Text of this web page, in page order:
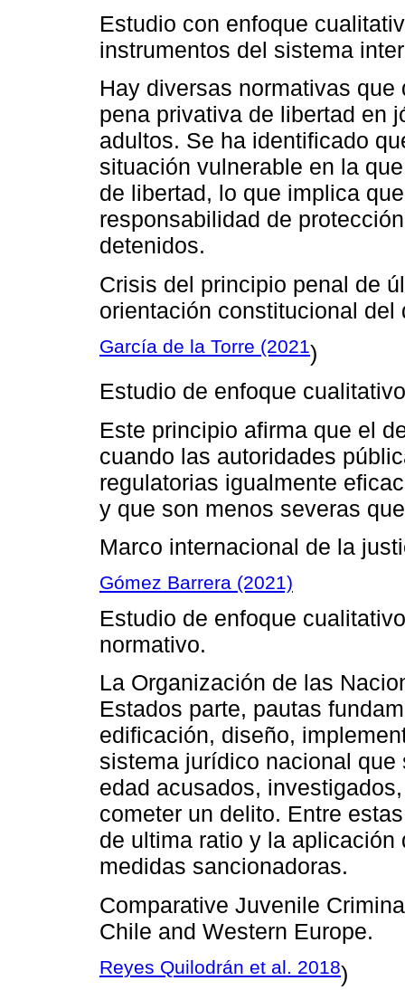
Estudio con enfoque
instrumentos del sistema
Hay diversas normativas
pena privativa de libertad en
adultos. Se ha identificado
situación vulnerable en la
de libertad, lo que implica
responsabilidad de
detenidos.
Crisis del principio penal de
orientación constitucional del
García de la Torre (2021)
Estudio de enfoque
Este principio afirma que el
cuando las autoridades
regulatorias igualmente
y que son menos severas
Marco internacional de la
Gómez Barrera (2021)
Estudio de enfoque
normativo.
La Organización de las
Estados parte, pautas
edificación, diseño,
sistema jurídico nacional
edad acusados,
cometer un delito. Entre
de ultima ratio y la
medidas sancionadoras.
Comparative Juvenile
Chile and Western Europe.
Reyes Quilodrán et al. 2018)